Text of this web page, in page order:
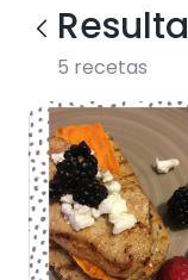
5 recetas